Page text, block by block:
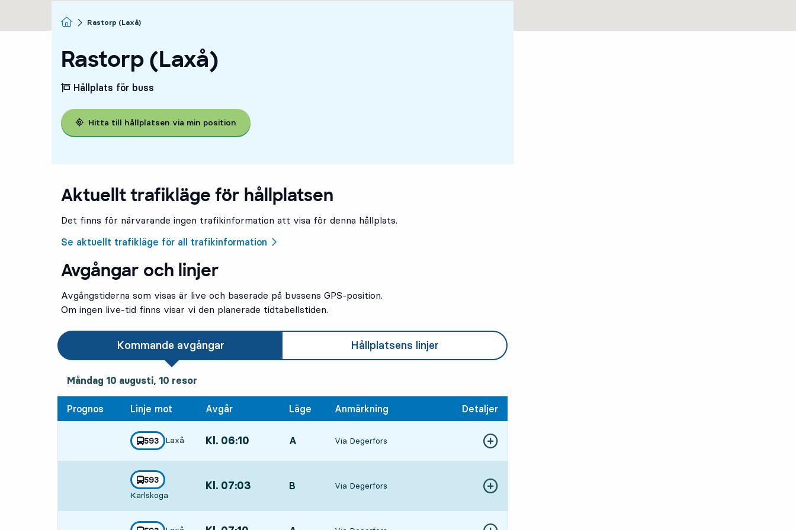
Startsida
Rastorp (Laxå)
Rastorp (Laxå)
Hållplats för buss
Hitta till hållplatsen via min position
Aktuellt trafikläge för hållplatsen
Det finns för närvarande ingen trafikinformation att visa för denna hållplats.
Se aktuellt trafikläge för all trafikinformation
Avgångar och linjer
Avgångstiderna som visas är live och baserade på bussens GPS-position.
Om ingen live-tid finns visar vi den planerade tidtabellstiden.
Kommande avgångar Hållplatsens linjer
måndag 10 augusti, 10 resor
Måndag 10 augusti, 10 resor
Prognos Linje mot Avgår Läge Anmärkning Detaljer
linje
593
mot
Laxå
, Kl. 06:10 LÄGE,
A Via Degerfors Visa fler detaljer
linje
593
mot
Karlskoga
, Kl. 07:03 LÄGE,
B Via Degerfors Visa fler detaljer